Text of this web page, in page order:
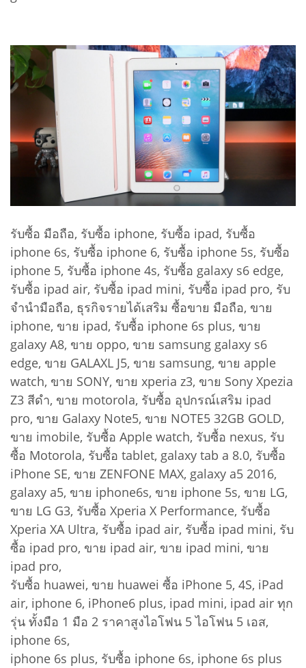
รับซื้อ มือถือ, รับซื้อ iphone, รับซื้อ ipad, รับซื้อ
iphone 6s, รับซื้อ iphone 6, รับซื้อ iphone 5s, รับซื้อ
iphone 5, รับซื้อ iphone 4s, รับซื้อ galaxy s6 edge,
รับซื้อ ipad air, รับซื้อ ipad mini, รับซื้อ ipad pro, รับ
จำนำมือถือ, ธุรกิจรายได้เสริม ซื้อขาย มือถือ, ขาย
iphone, ขาย ipad, รับซื้อ iphone 6s plus, ขาย
galaxy A8, ขาย oppo, ขาย samsung galaxy s6
edge, ขาย GALAXL J5, ขาย samsung, ขาย apple
watch, ขาย SONY, ขาย xperia z3, ขาย Sony Xpezia
Z3 สีดำ, ขาย motorola, รับซื้อ อุปกรณ์เสริม ipad
pro, ขาย Galaxy Note5, ขาย NOTE5 32GB GOLD,
ขาย imobile, รับซื้อ Apple watch, รับซื้อ nexus, รับ
ซื้อ Motorola, รับซื้อ tablet, galaxy tab a 8.0, รับซื้อ
iPhone SE, ขาย ZENFONE MAX, galaxy a5 2016,
galaxy a5, ขาย ‎iphone6s‬‪, ขาย iphone 5s, ขาย LG,
ขาย LG G3, รับซื้อ Xperia X Performance, รับซื้อ
Xperia XA Ultra, รับซื้อ ipad air, รับซื้อ ipad mini, รับ
ซื้อ ipad pro, ขาย ipad air, ขาย ipad mini, ขาย
ipad pro,
รับซื้อ huawei, ขาย huawei ซื้อ iPhone 5, 4S, iPad
air, iphone 6, iPhone6 plus, ipad mini, ipad air ทุก
รุ่น ทั้งมือ 1 มือ 2 ราคาสูงไอโฟน 5 ไอโฟน 5 เอส,
iphone 6s,
iphone 6s plus, รับซื้อ iphone 6s, iphone 6s plus